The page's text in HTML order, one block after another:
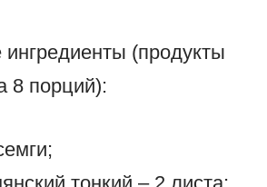
(продукты
8 порций):